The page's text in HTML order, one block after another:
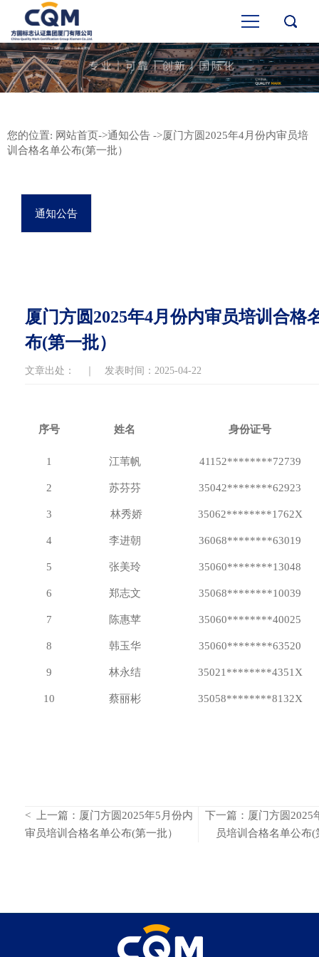
您的位置: 网站首页->通知公告 ->厦门方圆2025年4月份内审员培
训合格名单公布(第一批）
通知公告
厦门方圆2025年4月份内审员培训合格
布(第一批）
文章出处： ｜ 发表时间：2025-04-22
序号 姓名 身份证号
1 江苇帆 41152********72739
2 苏芬芬 35042********62923
3 林秀娇 35062********1762X
4 李进朝 36068********63019
5 张美玲 35060********13048
6 郑志文 35068********10039
7 陈惠苹 35060********40025
8 韩玉华 35060********63520
9 林永结 35021********4351X
10 蔡丽彬 35058********8132X
< 上一篇：厦门方圆2025年5月份内
审员培训合格名单公布(第一批）
下一篇：厦门方圆2025
员培训合格名单公布